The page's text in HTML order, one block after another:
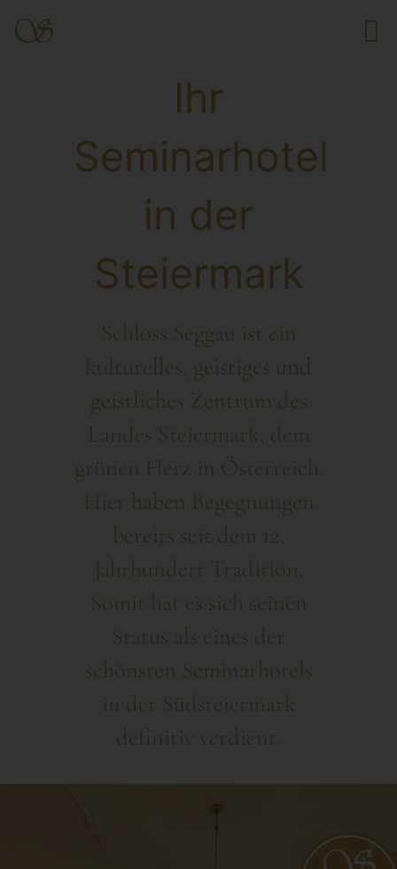
Ihr
Seminarhotel
in der
Steiermark
Schloss Seggau ist ein
kulturelles, geistiges und
geistliches Zentrum des
Landes Steiermark, dem
grünen Herz in Österreich.
Hier haben Begegnungen
bereits seit dem 12.
Jahrhundert Tradition.
Somit hat es sich seinen
Status als eines der
schönsten Seminarhotels
in der Südsteiermark
definitiv verdient.